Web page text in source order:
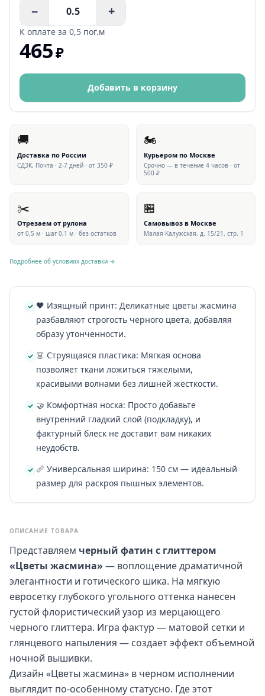
− +
К оплате за 0,5 пог.м
465₽
Добавить в корзину
🚚
Доставка по России
СДЭК, Почта · 2-7 дней · от 350 ₽
🏍
Курьером по Москве
Срочно — в течение 4 часов · от
500 ₽
✂️
Отрезаем от рулона
от 0,5 м · шаг 0,1 м · без остатков
🏪
Самовывоз в Москве
Малая Калужская, д. 15/21, стр. 1
Подробнее об условиях доставки →
🖤 Изящный принт: Деликатные цветы жасмина
разбавляют строгость черного цвета, добавляя
образу утонченности.
👗 Струящаяся пластика: Мягкая основа
позволяет ткани ложиться тяжелыми,
красивыми волнами без лишней жесткости.
🤝 Комфортная носка: Просто добавьте
внутренний гладкий слой (подкладку), и
фактурный блеск не доставит вам никаких
неудобств.
📏 Универсальная ширина: 150 см — идеальный
размер для раскроя пышных элементов.
ОПИСАНИЕ ТОВАРА
Представляем черный фатин с глиттером
«Цветы жасмина» — воплощение драматичной
элегантности и готического шика. На мягкую
евросетку глубокого угольного оттенка нанесен
густой флористический узор из мерцающего
черного глиттера. Игра фактур — матовой сетки и
глянцевого напыления — создает эффект объемной
ночной вышивки.
Дизайн «Цветы жасмина» в черном исполнении
выглядит по-особенному статусно. Где этот